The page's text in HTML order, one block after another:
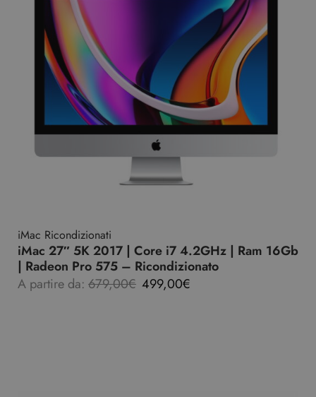
iMac Ricondizionati
iMac 27″ 5K 2017 | Core i7 4.2GHz | Ram 16Gb
| Radeon Pro 575 – Ricondizionato
A partire da: 679,00€ 499,00€